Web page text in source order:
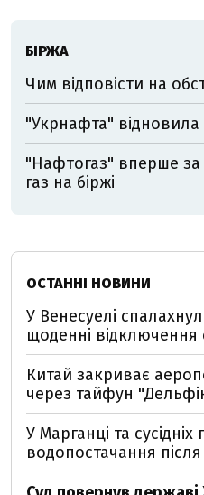
БІРЖА
Чим відповісти на
"Укрнафта" відновила
"Нафтогаз" вперше
газ на біржі
ОСТАННІ НОВИНИ
У Венесуелі
щоденні відключення
Китай закриває
через тайфун
У Марганці та
водопостачання після